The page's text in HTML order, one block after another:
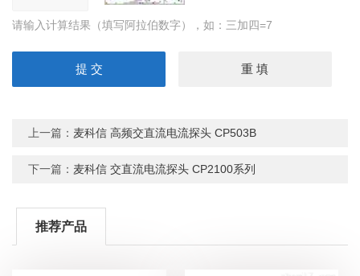
请输入计算结果（填写阿拉伯数字），如：三加四=7
上一篇： 麦科信 高频交直流电流探头 CP503B
下一篇： 麦科信 交直流电流探头 CP2100系列
推荐产品